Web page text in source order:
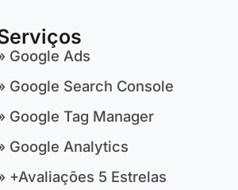
Google Ads
Google Search Console
Google Tag Manager
Google Analytics
+Avaliações 5 Estrelas